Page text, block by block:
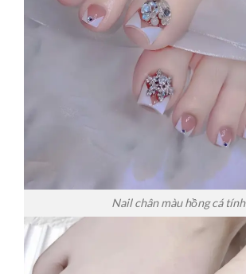
Nail chân màu hồng cá tính